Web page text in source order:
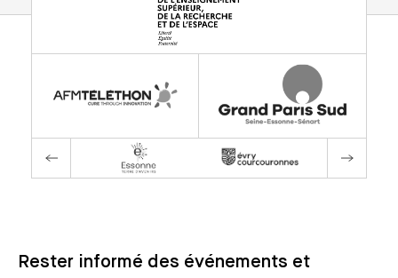
Rester informé des événements et